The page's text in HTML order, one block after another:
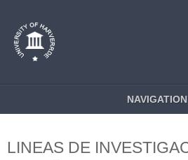
NAVIGATION
LINEAS DE